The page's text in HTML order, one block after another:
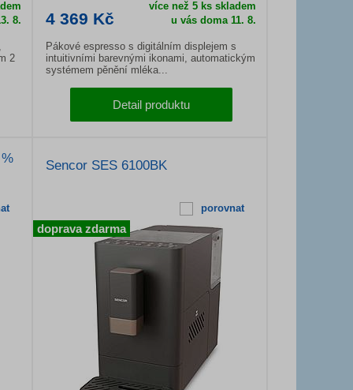
8.
2
4 369 Kč
více než 5 ks skladem
u vás doma 11. 8.
Pákové espresso s digitálním displejem s
intuitivními barevnými ikonami, automatickým
systémem pěnění mléka...
Detail produktu
Sencor SES 6100BK
porovnat
doprava zdarma